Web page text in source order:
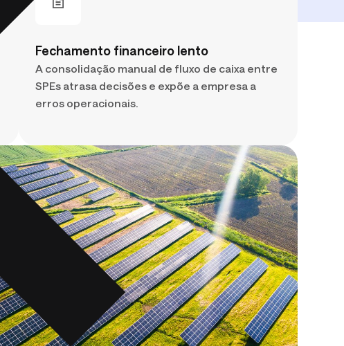
Fechamento financeiro lento
A consolidação manual de fluxo de caixa entre
SPEs atrasa decisões e expõe a empresa a
erros operacionais.